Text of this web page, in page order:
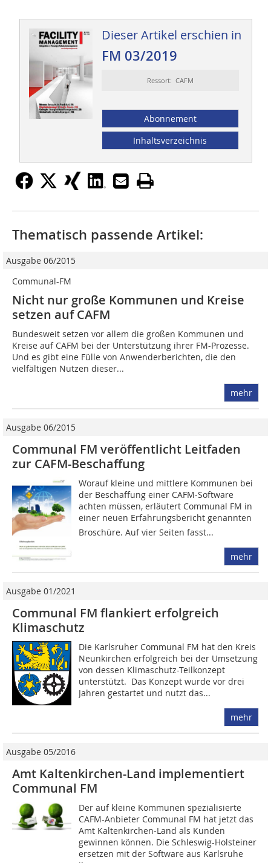
Dieser Artikel erschien in
FM 03/2019
Ressort: CAFM
Abonnement
Inhaltsverzeichnis
Thematisch passende Artikel:
Ausgabe 06/2015
Communal-FM
Nicht nur große Kommunen und Kreise
setzen auf CAFM
Bundesweit setzen vor allem die großen Kommunen und
Kreise auf CAFM bei der Unterstützung ihrer FM-Prozesse.
Und es gibt eine Fülle von Anwenderberichten, die den
vielfältigen Nutzen dieser...
mehr
Ausgabe 06/2015
Communal FM veröffentlicht Leitfaden
zur CAFM-Beschaffung
Worauf kleine und mittlere Kommunen bei
der Beschaffung einer CAFM-Software
achten müssen, erläutert Communal FM in
einer neuen Erfahrungsbericht genannten
Broschüre. Auf vier Seiten fasst...
mehr
Ausgabe 01/2021
Communal FM flankiert erfolgreich
Klimaschutz
Die Karlsruher Communal FM hat den Kreis
Neunkirchen erfolgreich bei der Umsetzung
von dessen Klimaschutz-Teilkonzept
unterstützt. ­ Das Konzept wurde vor drei
Jahren gestartet und nutzt das...
mehr
Ausgabe 05/2016
Amt Kaltenkirchen-Land implementiert
Communal FM
Der auf kleine Kommunen spezialisierte
CAFM-Anbieter Communal FM hat jetzt das
Amt Kaltenkirchen-Land als Kunden
gewinnen können. Die Schleswig-Holsteiner
ersetzen mit der Software aus Karlsruhe